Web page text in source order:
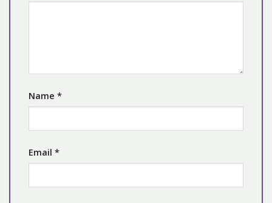
Name *
Email *